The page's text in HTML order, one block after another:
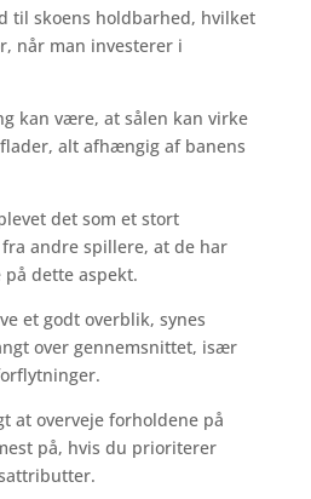
til skoens holdbarhed, hvilket
når man investerer i
kan være, at sålen kan virke
alt afhængig af banens
det som et stort
andre spillere, at de har
dette aspekt.
et godt overblik, synes
over gennemsnittet, især
at overveje forholdene på
på, hvis du prioriterer